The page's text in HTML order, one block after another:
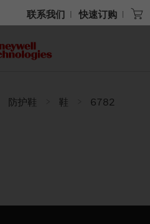
联系我们 快速订购
防护鞋 鞋
6782